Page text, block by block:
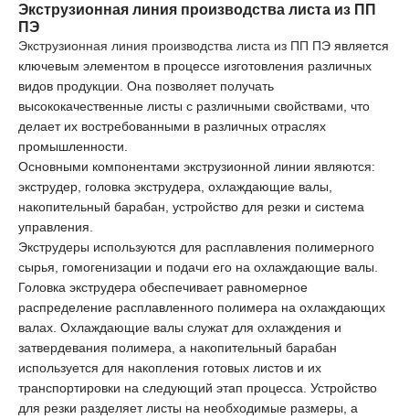
Экструзионная линия производства листа из ПП
ПЭ
Экструзионная линия производства листа из ПП ПЭ является
ключевым элементом в процессе изготовления различных
видов продукции. Она позволяет получать
высококачественные листы с различными свойствами, что
делает их востребованными в различных отраслях
промышленности.
Основными компонентами экструзионной линии являются:
экструдер, головка экструдера, охлаждающие валы,
накопительный барабан, устройство для резки и система
управления.
Экструдеры используются для расплавления полимерного
сырья, гомогенизации и подачи его на охлаждающие валы.
Головка экструдера обеспечивает равномерное
распределение расплавленного полимера на охлаждающих
валах. Охлаждающие валы служат для охлаждения и
затвердевания полимера, а накопительный барабан
используется для накопления готовых листов и их
транспортировки на следующий этап процесса. Устройство
для резки разделяет листы на необходимые размеры, а